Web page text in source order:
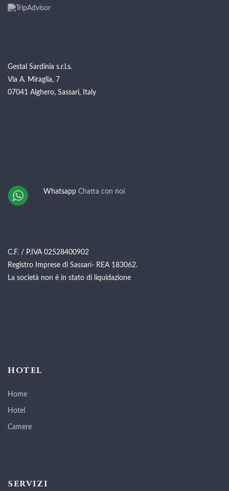
Gestal Sardinia s.r.l.s.
Via A. Miraglia, 7
07041 Alghero, Sassari, Italy
Whatsapp Chatta con noi
C.F. / P.IVA 02528400902
Registro Imprese di Sassari- REA 183062.
La società non è in stato di liquidazione
HOTEL
Home
Hotel
Camere
SERVIZI